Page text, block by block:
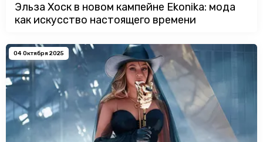
Эльза Хоск в новом кампейне Ekonika: мода
как искусство настоящего времени
04 Октября 2025